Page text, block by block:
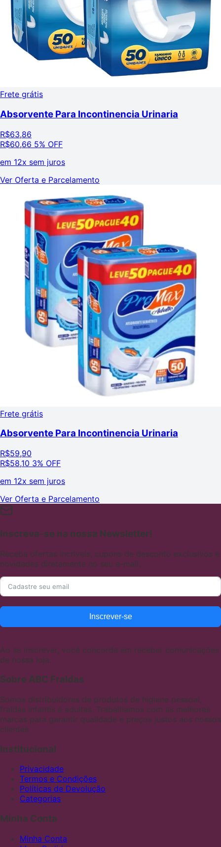
Frete grátis
Absorvente Para Incontinencia Urinaria
R$63,86
R$60,66 5% OFF
em 12x sem juros
Ver Oferta e Parcelamento
Frete grátis
Absorvente Para Incontinencia Urinaria
R$59,90
R$58,10 3% OFF
em 12x sem juros
Ver Oferta e Parcelamento
Inscreva-se na nossa Newsletter!
Receba ofertas incríveis, cupons de desconto exclusivos e
novidades diretamente no seu e-mail.
Inscrever-se
Ao se inscrever, você concorda em receber comunicações
de nossa loja.
Sobre ABC Fraldas
Somos distribuidores de produtos de higiene pessoal,
fraldas infantis e adultas. Trabalhamos com as melhores
marcas para garantir qualidade e preços justos aos nossos
clientes
Institucional
Privacidade
Termos e Condições
Políticas de Devolução
Categorias
Minha Conta
Minha Conta